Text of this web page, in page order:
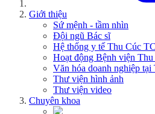
Giới thiệu
Sứ mệnh - tầm nhìn
Đội ngũ Bác sĩ
Hệ thống y tế Thu Cúc
Hoạt động Bệnh viện
Văn hóa doanh nghiệp
Thư viện hình ảnh
Thư viện video
Chuyên khoa